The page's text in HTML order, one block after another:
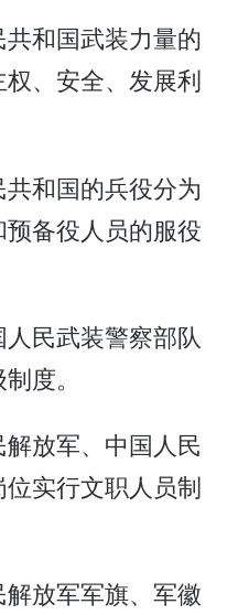
和国武装力量的
、安全、发展利
和国的兵役分为
备役人员的服役
民武装警察部队
度。
放军、中国人民
实行文职人员制
放军军旗、军徽